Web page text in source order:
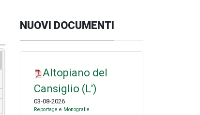
NUOVI DOCUMENTI
Altopiano del
Cansiglio (L')
03-08-2026
Reportage e Monografie